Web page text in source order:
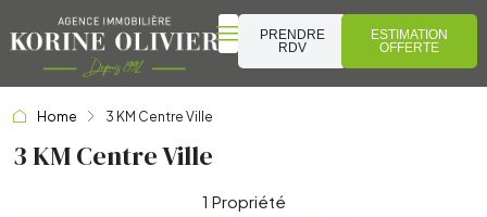
PRENDRE
RDV
ESTIMATION
OFFERTE
Home 3 KM Centre Ville
3 KM Centre Ville
1 Propriété